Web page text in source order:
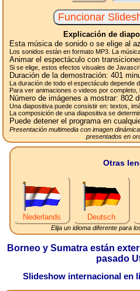
Explicación de
Esta música de sonido o se elige al
Los sonidos están en formato MP3. La
Animar el espectáculo con
Si se elige, estos efectos visuales de
Duración de la demostración:401
La duración de todo el espectáculo depende
Para ver animaciones o videos por completo,
Número de imágenes a mostrar:802
Una diapositiva puede consistir en: textos,
La composición de una diapositiva se
Puede detener el programa en
Presentación multimedia con imagen
presentados en
Otras
Nederlands Deutsch
Elija un idioma diferente para
Borneo y Sumatra están
pasado
Slideshow internacional en